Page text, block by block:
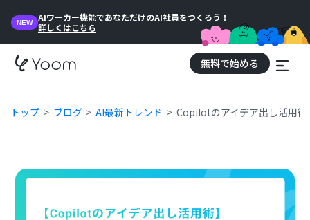
NEW
AIワーカー機能であなただけのAI社員をつくろう！
詳しくはこちら
無料で始める
トップ ブログ AI最新トレンド Copilotのアイデア出し活用